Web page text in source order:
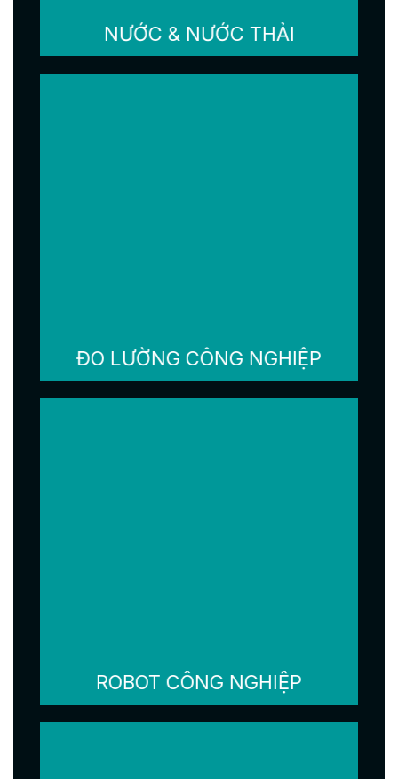
NƯỚC & NƯỚC THẢI
ĐO LƯỜNG CÔNG NGHIỆP
ROBOT CÔNG NGHIỆP